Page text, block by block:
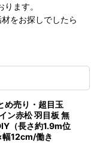
ます。
をお探しでしたら
売り・超目玉
ン赤松 羽目板 無
（長さ約1.9m位
12cm/働き